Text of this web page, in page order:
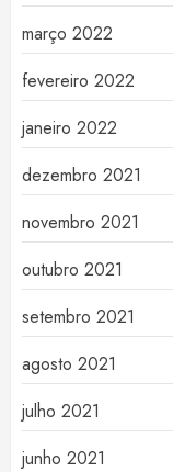
março 2022
fevereiro 2022
janeiro 2022
dezembro 2021
novembro 2021
outubro 2021
setembro 2021
agosto 2021
julho 2021
junho 2021